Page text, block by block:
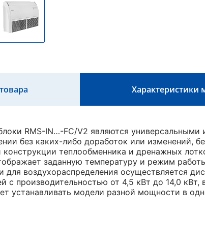
Характеристики
RMS-IN…-FC/V2 являются универсальными
без каких-либо доработок или изменений,
конструкции теплообменника и дренажных
заданную температуру и режим
для воздухораспределения осуществляется
с производительностью от 4,5 кВт до 14,0
устанавливать модели разной мощности в